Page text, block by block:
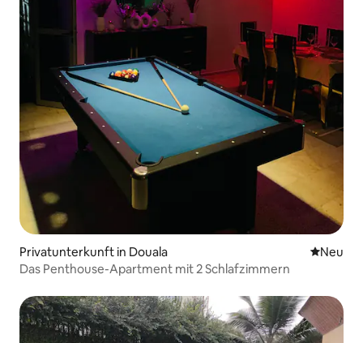
Privatunterkunft in Douala Neue
Neu
Das Penthouse-Apartment mit 2 Schlafzimmern